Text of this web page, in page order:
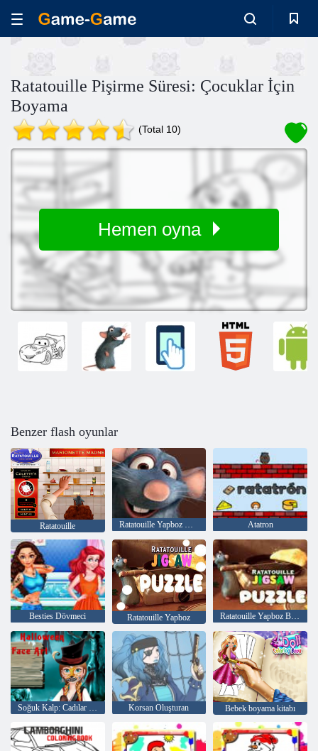
Ratatouille Pişirme Süresi: Çocuklar İçin
Boyama
(Total 10)
Hemen oyna
Benzer flash oyunlar
Ratatouille Ratatouille Yapboz Koleksiyonu Atatron
Besties Dövmeci Ratatouille Yapboz Ratatouille Yapboz Bulmacalar
Soğuk Kalp: Cadılar Bayramı için Anna'nın yüzünde Rakamlar Korsan Oluşturan Bebek boyama kitabı